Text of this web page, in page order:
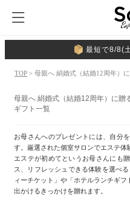
最短で8/8(
TOP > 母親へ 絹婚式（結婚12周年）
母親へ 絹婚式（結婚12周年）に贈
ギフト一覧
お母さんへのプレゼントには、自分
す。厳選された個室サロンでエステ体
エステが初めてというお母さんにも
ス、リフレッシュできる体験を選べ
ィーチケット」や「ホテルランチギ
出かけるきっかけを贈れます。